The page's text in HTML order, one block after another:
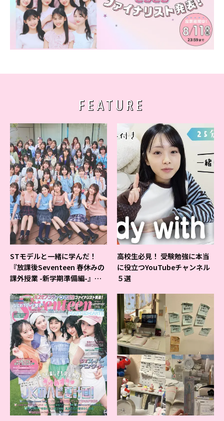
FEATURE
STモデルと一緒に学んだ！
『放課後Seventeen 春休みの
課外授業 -新学期準備編-』イ
高校生必見！ 受験勉強に本当
に役立つYouTubeチャンネル
５選